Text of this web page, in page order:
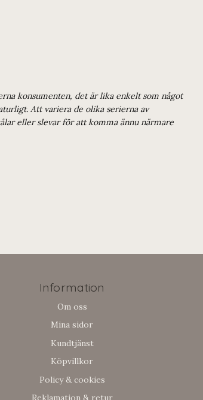
konsumenten, det är lika enkelt som något
Att variera de olika serierna av
eller slevar för att komma ännu närmare
Information
Om oss
Mina sidor
Kundtjänst
Köpvillkor
Policy & cookies
Reklamation & retur